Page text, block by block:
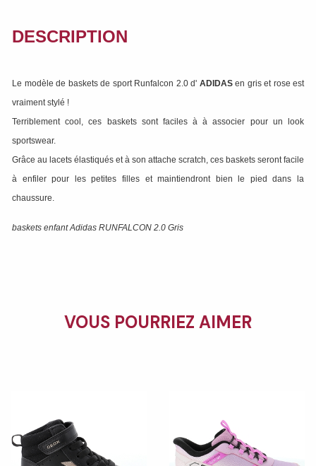
DESCRIPTION
Le modèle de baskets de sport Runfalcon 2.0 d' ADIDAS en gris et rose est
vraiment stylé !
Terriblement cool, ces baskets sont faciles à à associer pour un look
sportswear.
Grâce au lacets élastiqués et à son attache scratch, ces baskets seront facile
à enfiler pour les petites filles et maintiendront bien le pied dans la
chaussure.
baskets enfant Adidas RUNFALCON 2.0 Gris
VOUS POURRIEZ AIMER